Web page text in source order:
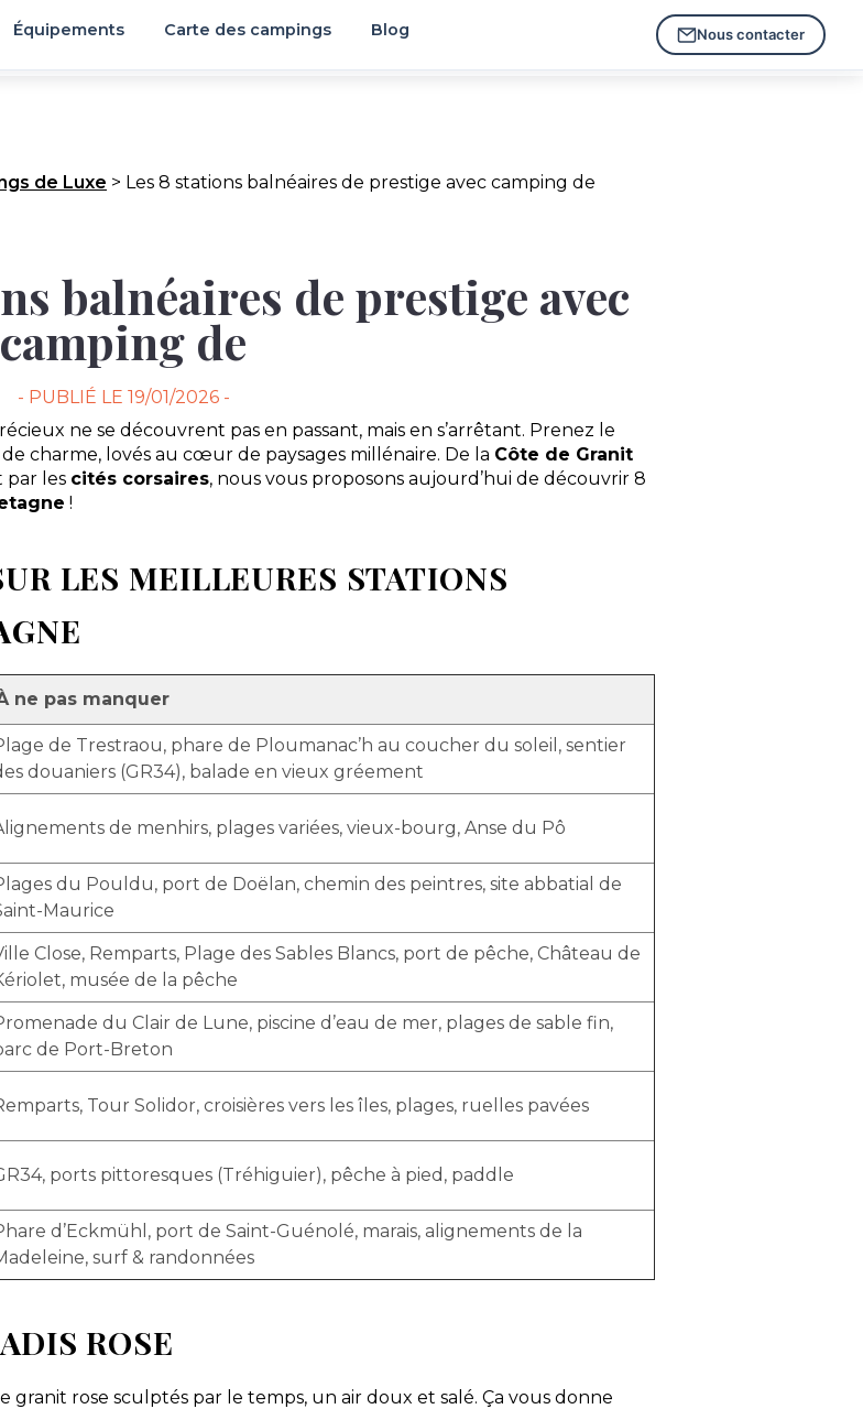
Équipements Carte des campings Blog Nous contacter
de Luxe > Les 8 stations balnéaires de prestige avec camping de
balnéaires de prestige avec
camping de
- PUBLIÉ LE 19/01/2026 -
ne se découvrent pas en passant, mais en s’arrêtant. Prenez le
charme, lovés au cœur de paysages millénaire. De la Côte de Granit
par les cités corsaires, nous vous proposons aujourd’hui de découvrir 8
!
LES MEILLEURES STATIONS
ne pas manquer
de Trestraou, phare de Ploumanac’h au coucher du soleil, sentier
douaniers (GR34), balade en vieux gréement
de menhirs, plages variées, vieux-bourg, Anse du Pô
du Pouldu, port de Doëlan, chemin des peintres, site abbatial de
Maurice
Close, Remparts, Plage des Sables Blancs, port de pêche, Château de
musée de la pêche
du Clair de Lune, piscine d’eau de mer, plages de sable fin,
de Port-Breton
Tour Solidor, croisières vers les îles, plages, ruelles pavées
ports pittoresques (Tréhiguier), pêche à pied, paddle
d’Eckmühl, port de Saint-Guénolé, marais, alignements de la
surf & randonnées
ROSE
granit rose sculptés par le temps, un air doux et salé. Ça vous donne